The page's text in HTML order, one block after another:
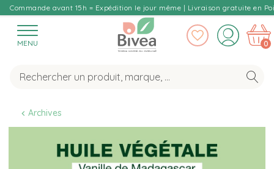
Commande avant 15h = Expédition le jour même | Livraison gratuite en
MENU 0
Archives